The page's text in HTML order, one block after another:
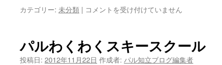
ｏ
カテゴリー: 未分類 | 本
よ
り
コメントを受け付けていません
パルわくわくスキースクール
投稿日: 2012年11月22日 作成者: パル知立ブログ編集者